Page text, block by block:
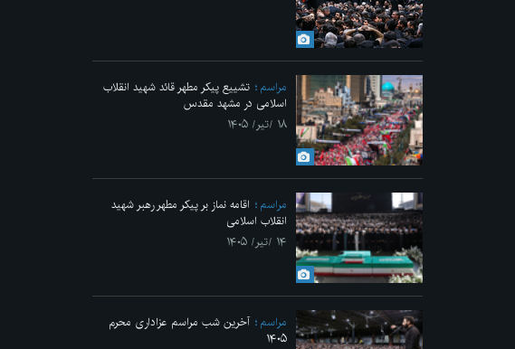
مراسم
تشییع پیکر مطهر قائد شهید انقلاب
اسلامی در مشهد مقدس
۱۸ /تیر/ ۱۴۰۵
مراسم
اقامه نماز بر پیکر مطهر رهبر شهید
انقلاب اسلامی
۱۴ /تیر/ ۱۴۰۵
مراسم
آخرین شب مراسم عزاداری محرم
۱۴۰۵